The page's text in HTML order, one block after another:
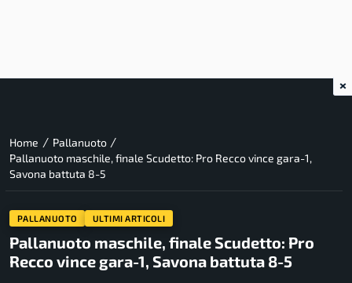
Home / Pallanuoto /
Pallanuoto maschile, finale Scudetto: Pro Recco vince gara-1,
Savona battuta 8-5
PALLANUOTO ULTIMI ARTICOLI
Pallanuoto maschile, finale Scudetto: Pro
Recco vince gara-1, Savona battuta 8-5
×